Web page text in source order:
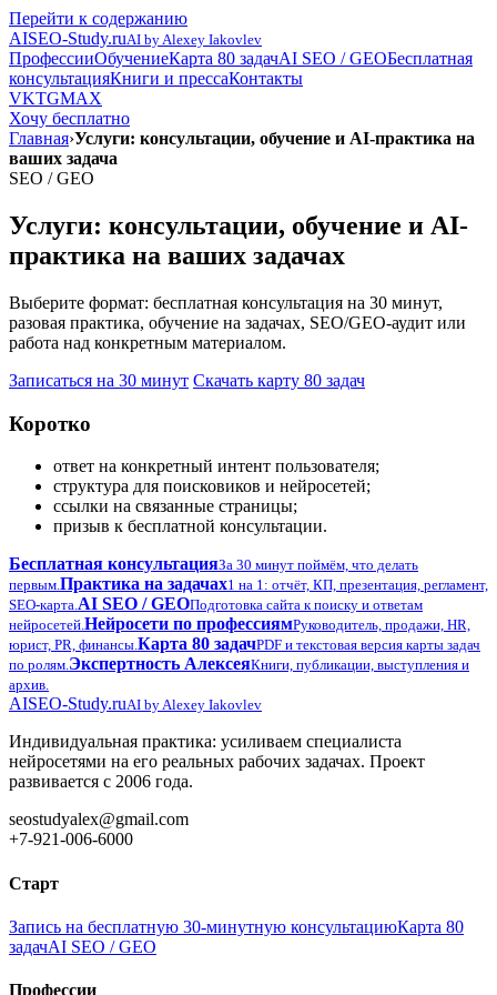
Перейти к содержанию
AISEO-Study.ruAI by Alexey Iakovlev
ПрофессииОбучениеКарта 80 задачAI SEO / GEOБесплатная
консультацияКниги и прессаКонтакты
VKTGMAX
Хочу бесплатно
Главная›Услуги: консультации, обучение и AI-практика на
ваших задача
SEO / GEO
Услуги: консультации, обучение и AI-
практика на ваших задачах
Выберите формат: бесплатная консультация на 30 минут,
разовая практика, обучение на задачах, SEO/GEO-аудит или
работа над конкретным материалом.
Записаться на 30 минут Скачать карту 80 задач
Коротко
ответ на конкретный интент пользователя;
структура для поисковиков и нейросетей;
ссылки на связанные страницы;
призыв к бесплатной консультации.
Бесплатная консультацияЗа 30 минут поймём, что делать
первым.Практика на задачах1 на 1: отчёт, КП, презентация, регламент,
SEO-карта.AI SEO / GEOПодготовка сайта к поиску и ответам
нейросетей.Нейросети по профессиямРуководитель, продажи, HR,
юрист, PR, финансы.Карта 80 задачPDF и текстовая версия карты задач
по ролям.Экспертность АлексеяКниги, публикации, выступления и
архив.
AISEO-Study.ruAI by Alexey Iakovlev
Индивидуальная практика: усиливаем специалиста
нейросетями на его реальных рабочих задачах. Проект
развивается с 2006 года.
seostudyalex@gmail.com
+7-921-006-6000
Старт
Запись на бесплатную 30-минутную консультациюКарта 80
задачAI SEO / GEO
Профессии